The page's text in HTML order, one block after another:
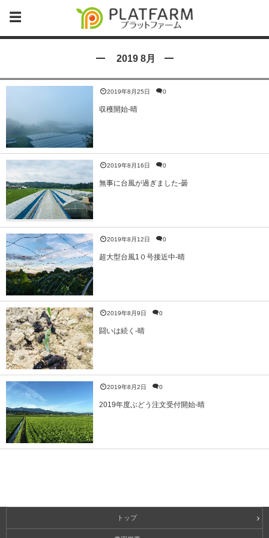
2019 8月
2019年8月25日 0
収穫開始-晴
2019年8月16日 0
無事に台風が過ぎました-曇
2019年8月12日 0
超大型台風1０号接近中-晴
2019年8月9日 0
闘いは続く-晴
2019年8月2日 0
2019年度ぶどう注文受付開始-晴
トップ